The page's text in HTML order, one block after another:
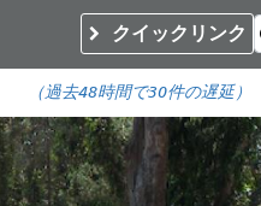
クイックリンク
（過去48時間で30件の遅延）